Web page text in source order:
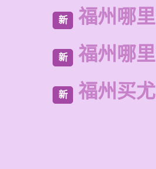
新 福州哪
新 福州哪
新 福州买